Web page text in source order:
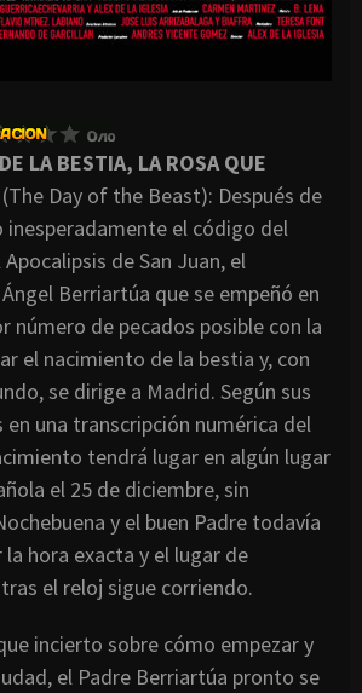
LA BESTIA, LA ROSA QUE
(The Day of the Beast): Después de
inesperadamente el código del
de San Juan, el
Berriartúa que se empeñó en
número de pecados posible con la
el nacimiento de la bestia y, con
se dirige a Madrid. Según sus
en una transcripción numérica del
tendrá lugar en algún lugar
el 25 de diciembre, sin
y el buen Padre todavía
hora exacta y el lugar de
el reloj sigue corriendo.
incierto sobre cómo empezar y
el Padre Berriartúa pronto se